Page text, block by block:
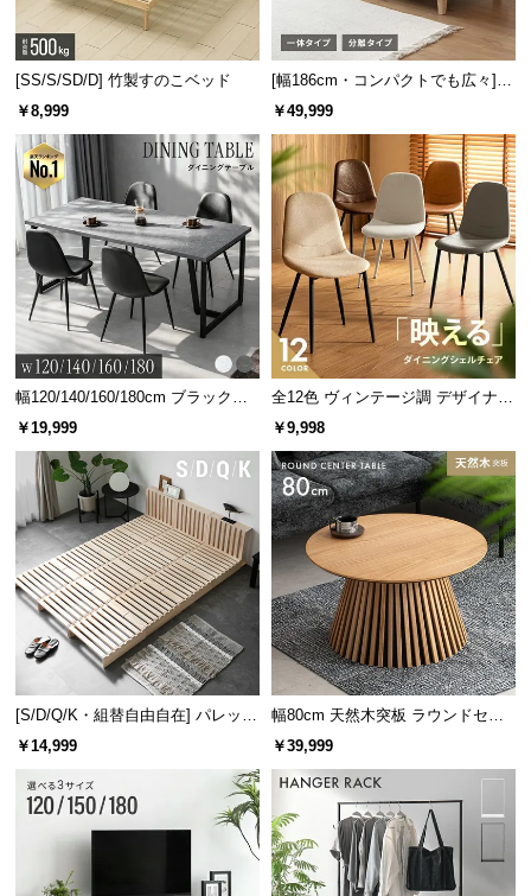
体重がかかる部分のみ沈
む構造で、体勢に負担を
かけず負荷を吸収しま
す。
包み込まれるような寝心地
独立したコイルのソフトな弾力は、包み込まれるよ
うな柔らかな寝心地となります。
優れた体圧分散が快眠へと導く
ポケットコイルは身体の広い範囲へ圧力を分散し、
部分的な負荷の集中を抑えます。
[SS/S/SD/D] 竹製すのこベッド
￥8,999
[幅186cm・コンパクトでも広々] 3
人掛けソファベッド リクライニン
グ 天然木フレーム 北欧
￥49,999
幅120/140/160/180cm ブラックフ
レーム ダイニング 大理石調 4人掛
￥19,999
全12色 ヴィンテージ調 デザイナー
ズシェルチェア
￥9,998
[S/D/Q/K・組替自由自在] パレット
ベッド 8/12/16枚セット
￥14,999
幅80cm 天然木突板 ラウンドセン
ターテーブル 美しい格子デザイン
￥39,999